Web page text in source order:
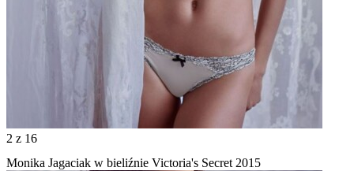
2 z 16
Monika Jagaciak w bieliźnie Victoria's Secret 2015